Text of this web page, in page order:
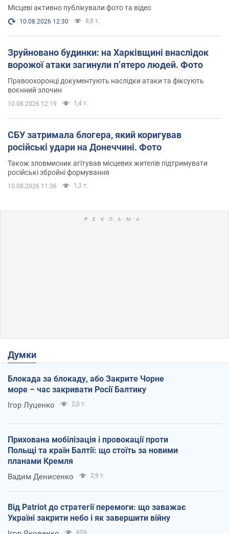
Місцеві активно публікували фото та відео
10.08.2026 12:30 8,8 т.
Зруйновано будинки: на Харківщині внаслідок
ворожої атаки загинули п’ятеро людей. Фото
Правоохоронці документують наслідки атаки та фіксують
воєнний злочин
10.08.2026 12:19 1,4 т.
СБУ затримала блогера, який коригував
російські удари на Донеччині. Фото
Також зловмисник агітував місцевих жителів підтримувати
російські збройні формування
10.08.2026 11:36 1,3 т.
Думки
Блокада за блокаду, або Закрите Чорне
море – час закривати Росії Балтику
Ігор Луценко 2,0 т.
Прихована мобілізація і провокації проти
Польщі та країн Балтії: що стоїть за новими
планами Кремля
Вадим Денисенко 2,9 т.
Від Patriot до стратегії перемоги: що заважає
Україні закрити небо і як завершити війну
609